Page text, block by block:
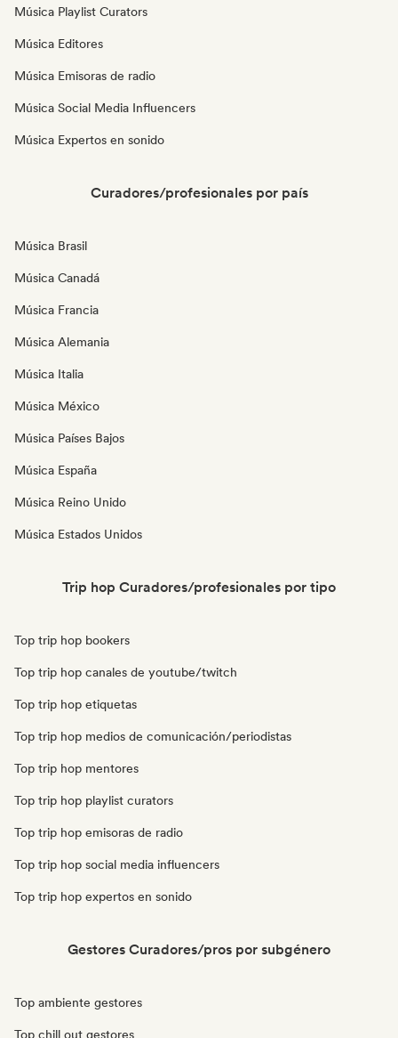
Música Playlist Curators
Música Editores
Música Emisoras de radio
Música Social Media Influencers
Música Expertos en sonido
Curadores/profesionales por país
Música Brasil
Música Canadá
Música Francia
Música Alemania
Música Italia
Música México
Música Países Bajos
Música España
Música Reino Unido
Música Estados Unidos
Trip hop Curadores/profesionales por tipo
Top trip hop bookers
Top trip hop canales de youtube/twitch
Top trip hop etiquetas
Top trip hop medios de comunicación/periodistas
Top trip hop mentores
Top trip hop playlist curators
Top trip hop emisoras de radio
Top trip hop social media influencers
Top trip hop expertos en sonido
Gestores Curadores/pros por subgénero
Top ambiente gestores
Top chill out gestores